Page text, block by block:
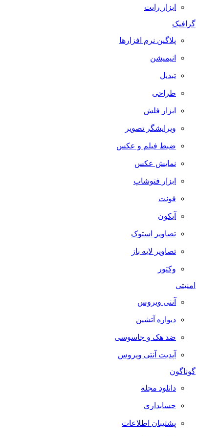
ابزار رایت
گرافیک
پلاگین نرم افزارها
انیمیشن
تبدیل
طراحی
ابزار فلش
ویرایشگر تصویر
ضبط فيلم و عكس
نمایش عکس
ابزار فتوشاپ
فونت
آیکون
تصاویر استوک
تصاویر لایه باز
وکتور
آنتی ویروس
دیواره آتشین
ضد هک و جاسوسی
آپدیت آنتی ویروس
گوناگون
دانلود مجله
حسابداری
پشتیبان اطلاعات